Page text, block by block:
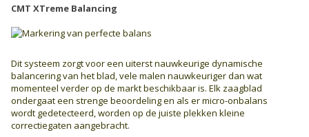
CMT XTreme Balancing
Dit systeem zorgt voor een uiterst nauwkeurige dynamische
balancering van het blad, vele malen nauwkeuriger dan wat
momenteel verder op de markt beschikbaar is. Elk zaagblad
ondergaat een strenge beoordeling en als er micro-onbalans
wordt gedetecteerd, worden op de juiste plekken kleine
correctiegaten aangebracht.